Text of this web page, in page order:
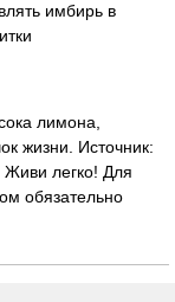
имбирь в
лимона,
жизни. Источник:
Живи легко! Для
обязательно